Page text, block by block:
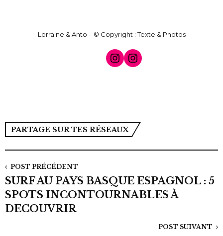
Lorraine & Anto – © Copyright : Texte & Photos
Instagram
Instagram
PARTAGE SUR TES RÉSEAUX
POST PRÉCÉDENT
SURF AU PAYS BASQUE ESPAGNOL : 5
SPOTS INCONTOURNABLES À
DECOUVRIR
POST SUIVANT